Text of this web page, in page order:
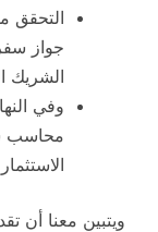
التحقق
جواز
الشريك
وفي
محاسب
ويتبين معنا أن